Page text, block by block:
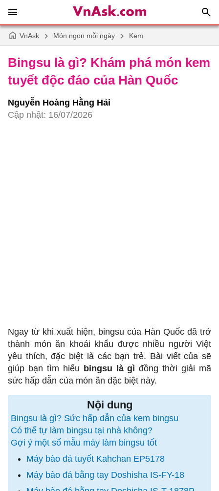
VnAsk Món ngon mỗi ngày Kem
Bingsu là gì? Khám phá món kem
tuyết độc đáo của Hàn Quốc
Nguyễn Hoàng Hằng Hải
Cập nhật: 16/07/2026
Ngay từ khi xuất hiện, bingsu của Hàn Quốc đã trở
thành món ăn khoái khẩu được nhiều người Việt
yêu thích, đặc biệt là các bạn trẻ. Bài viết của sẽ
giúp bạn tìm hiểu bingsu là gì đồng thời giải mã
sức hấp dẫn của món ăn đặc biệt này.
Nội dung
Bingsu là gì? Sức hấp dẫn của kem bingsu
Có thể tự làm bingsu tại nhà không?
Gợi ý một số mẫu máy làm bingsu tốt
Máy bào đá tuyết Kahchan EP5178
Máy bào đá bằng tay Doshisha IS-FY-18